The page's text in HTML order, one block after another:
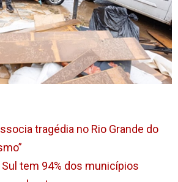
tragédia no Rio Grande do
Sul tem 94% dos municípios